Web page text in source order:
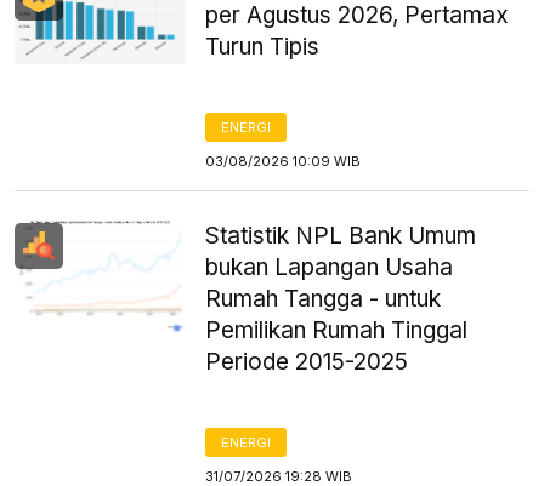
per Agustus 2026, Pertamax
Turun Tipis
ENERGI
03/08/2026 10:09 WIB
Statistik NPL Bank Umum
bukan Lapangan Usaha
Rumah Tangga - untuk
Pemilikan Rumah Tinggal
Periode 2015-2025
ENERGI
31/07/2026 19:28 WIB